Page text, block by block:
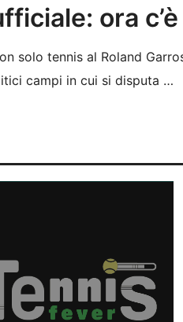
ora
solo tennis al Roland
campi in cui si disputa …